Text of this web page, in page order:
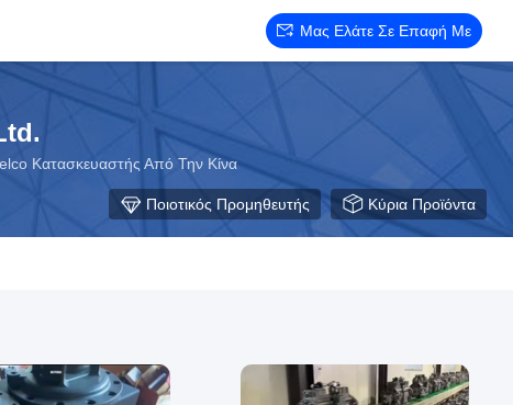
Μας Ελάτε Σε Επαφή Με
Κατασκευαστής Από Την Κίνα
Ποιοτικός Προμηθευτής Κύρια Προϊόντα